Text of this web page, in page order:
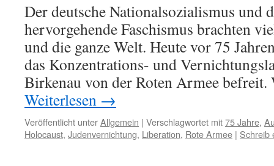
Der deutsche Nationalsozialismus und
hervorgehende Faschismus brachten
und die ganze Welt. Heute vor 75
das Konzentrations- und
Birkenau von der Roten Armee
Weiterlesen →
Veröffentlicht unterAllgemein | Verschlagwortet mit75 Jahre,
Holocaust, Judenvernichtung, Liberation, Rote Armee | Schreib